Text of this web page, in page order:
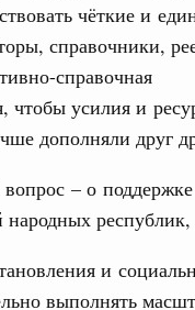
чёткие и
справочники,
справочная
чтобы усилия и
дополняли друг
– о
народных
и
выполнять
«Инфраструктура
200
для
Кравцов и
открытий»